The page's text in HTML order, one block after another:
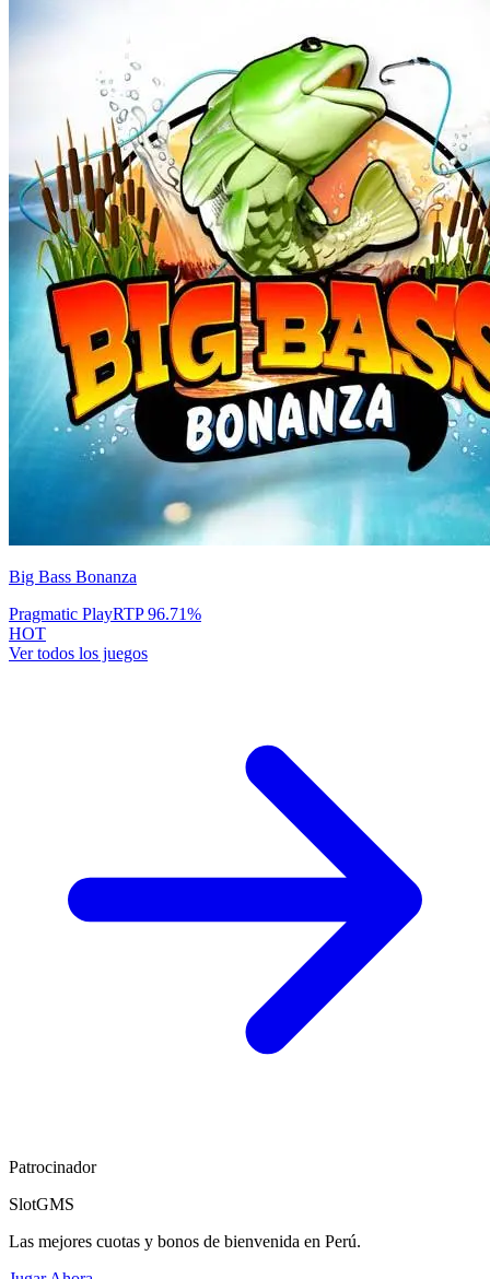
Big Bass Bonanza
Pragmatic PlayRTP96.71%
HOT
Ver todos los juegos
Patrocinador
SlotGMS
Las mejores cuotas y bonos de bienvenida en Perú.